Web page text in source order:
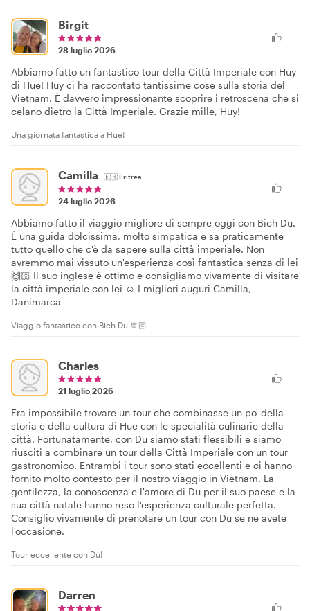
Birgit
28 luglio 2026
Abbiamo fatto un fantastico tour della Città Imperiale con Huy
di Hue! Huy ci ha raccontato tantissime cose sulla storia del
Vietnam. È davvero impressionante scoprire i retroscena che si
celano dietro la Città Imperiale. Grazie mille, Huy!
Una giornata fantastica a Hue!
Camilla 🇪🇷Eritrea
24 luglio 2026
Abbiamo fatto il viaggio migliore di sempre oggi con Bich Du.
È una guida dolcissima, molto simpatica e sa praticamente
tutto quello che c'è da sapere sulla città imperiale. Non
avremmo mai vissuto un'esperienza così fantastica senza di lei
🙌🏻 Il suo inglese è ottimo e consigliamo vivamente di visitare
la città imperiale con lei ☺️ I migliori auguri Camilla,
Danimarca
Viaggio fantastico con Bich Du 🫶🏻
Charles
21 luglio 2026
Era impossibile trovare un tour che combinasse un po' della
storia e della cultura di Hue con le specialità culinarie della
città. Fortunatamente, con Du siamo stati flessibili e siamo
riusciti a combinare un tour della Città Imperiale con un tour
gastronomico. Entrambi i tour sono stati eccellenti e ci hanno
fornito molto contesto per il nostro viaggio in Vietnam. La
gentilezza, la conoscenza e l'amore di Du per il suo paese e la
sua città natale hanno reso l'esperienza culturale perfetta.
Consiglio vivamente di prenotare un tour con Du se ne avete
l'occasione.
Tour eccellente con Du!
Darren